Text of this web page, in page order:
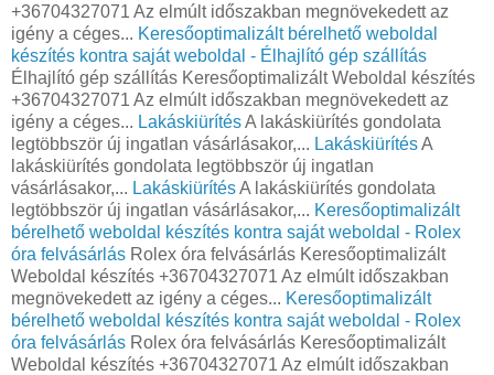
+36704327071 Az elmúlt időszakban megnövekedett az
igény a céges... Keresőoptimalizált bérelhető weboldal
készítés kontra saját weboldal - Élhajlító gép szállítás
Élhajlító gép szállítás Keresőoptimalizált Weboldal készítés
+36704327071 Az elmúlt időszakban megnövekedett az
igény a céges... LakáskiürítésA lakáskiürítés gondolata
legtöbbször új ingatlan vásárlásakor,... LakáskiürítésA
lakáskiürítés gondolata legtöbbször új ingatlan
vásárlásakor,... LakáskiürítésA lakáskiürítés gondolata
legtöbbször új ingatlan vásárlásakor,... Keresőoptimalizált
bérelhető weboldal készítés kontra saját weboldal - Rolex
óra felvásárlás Rolex óra felvásárlás Keresőoptimalizált
Weboldal készítés +36704327071 Az elmúlt időszakban
megnövekedett az igény a céges... Keresőoptimalizált
bérelhető weboldal készítés kontra saját weboldal - Rolex
óra felvásárlás Rolex óra felvásárlás Keresőoptimalizált
Weboldal készítés +36704327071 Az elmúlt időszakban